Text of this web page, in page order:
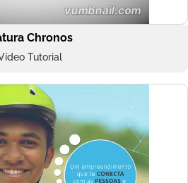
Chronos
Tutorial